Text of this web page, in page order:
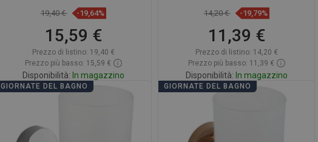
19,40 € -19,64%
15,59 €
Prezzo di listino: 19,40 €
Prezzo più basso: 15,59 €
Disponibilità: In magazzino
14,20 € -19,79%
11,39 €
Prezzo di listino: 14,20 €
Prezzo più basso: 11,39 €
Disponibilità: In magazzino
Confrontare
GIORNATE DEL BAGNO GIORNATE DEL BAGNO